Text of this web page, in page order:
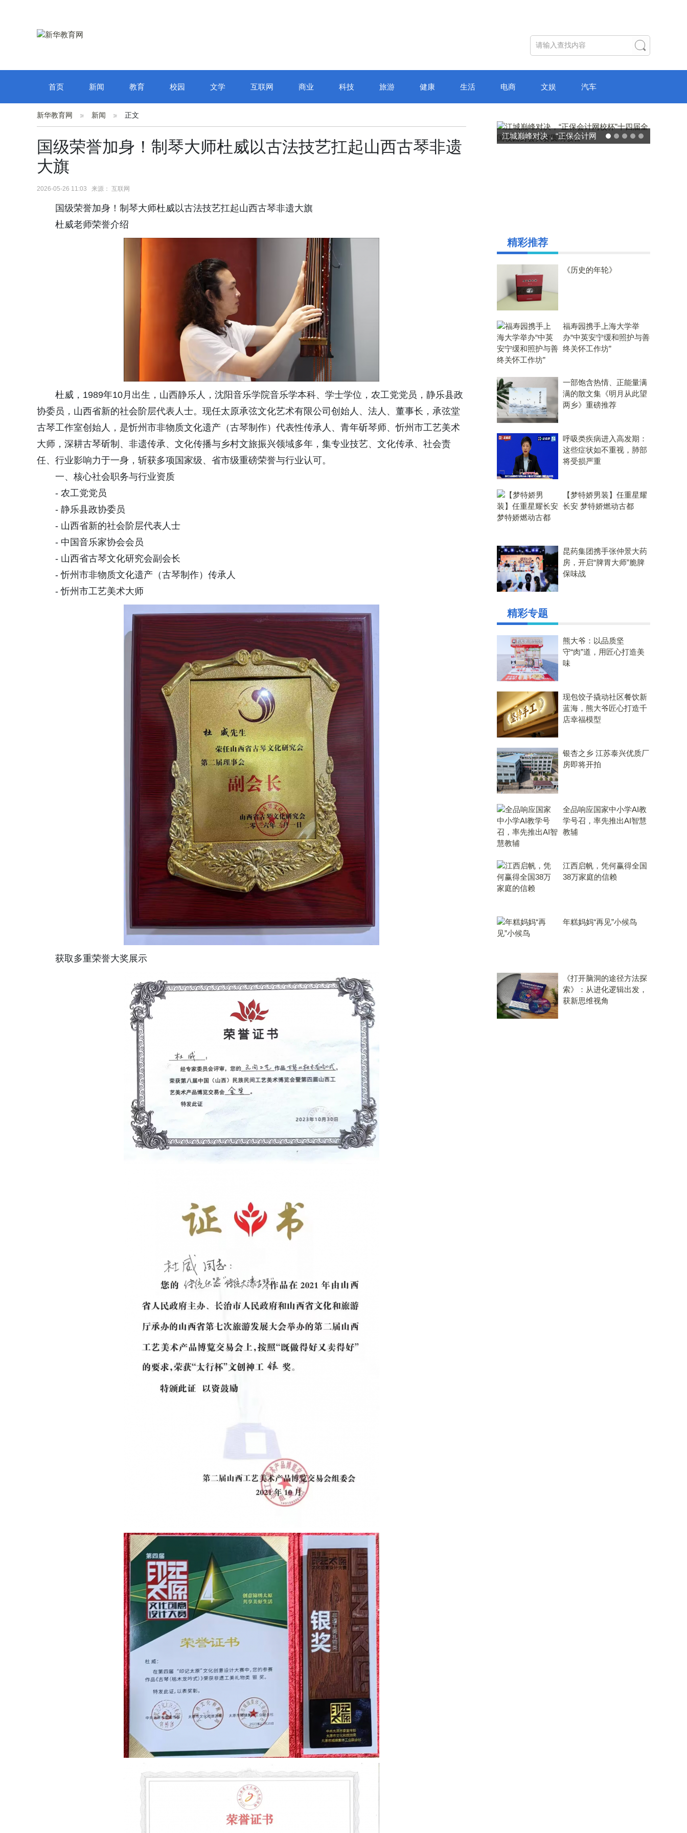
首页 新闻 教育 校园 文学 互联网 商业 科技 旅游 健康 生活 电商 文娱 汽车
新华教育网 新闻 正文
国级荣誉加身！制琴大师杜威以古法技艺扛起山西古琴非遗
大旗
2026-05-26 11:03 来源： 互联网
国级荣誉加身！制琴大师杜威以古法技艺扛起山西古琴非遗大旗
杜威老师荣誉介绍
杜威，1989年10月出生，山西静乐人，沈阳音乐学院音乐学本科、学士学位，农工党党员，静乐县政
协委员，山西省新的社会阶层代表人士。现任太原承弦文化艺术有限公司创始人、法人、董事长，承弦堂
古琴工作室创始人，是忻州市非物质文化遗产（古琴制作）代表性传承人、青年斫琴师、忻州市工艺美术
大师，深耕古琴斫制、非遗传承、文化传播与乡村文旅振兴领域多年，集专业技艺、文化传承、社会责
任、行业影响力于一身，斩获多项国家级、省市级重磅荣誉与行业认可。
一、核心社会职务与行业资质
- 农工党党员
- 静乐县政协委员
- 山西省新的社会阶层代表人士
- 中国音乐家协会会员
- 山西省古琴文化研究会副会长
- 忻州市非物质文化遗产（古琴制作）传承人
- 忻州市工艺美术大师
获取多重荣誉大奖展示
破局“纸面教育”：理想树AI自
精彩推荐
《历史的年轮》
福寿园携手上海大学举
办“中英安宁缓和照护与善
终关怀工作坊”
一部饱含热情、正能量满
满的散文集《明月从此望
两乡》重磅推荐
呼吸类疾病进入高发期：
这些症状如不重视，肺部
将受损严重
【梦特娇男装】任重星耀
长安 梦特娇燃动古都
昆药集团携手张仲景大药
房，开启“脾胃大师”脆脾
保味战
精彩专题
熊大爷：以品质坚
守“肉”道，用匠心打造美
味
现包饺子撬动社区餐饮新
蓝海，熊大爷匠心打造千
店幸福模型
银杏之乡 江苏泰兴优质厂
房即将开拍
全品响应国家中小学AI教
学号召，率先推出AI智慧
教辅
江西启帆，凭何赢得全国
38万家庭的信赖
年糕妈妈“再见”小候鸟
《打开脑洞的途径方法探
索》：从进化逻辑出发，
获新思维视角